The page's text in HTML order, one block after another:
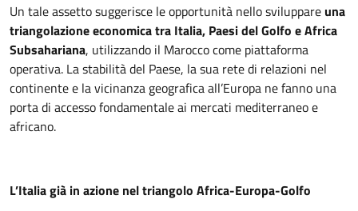
Un tale assetto suggerisce le opportunità nello sviluppare una
triangolazione economica tra Italia, Paesi del Golfo e Africa
Subsahariana, utilizzando il Marocco come piattaforma
operativa. La stabilità del Paese, la sua rete di relazioni nel
continente e la vicinanza geografica all’Europa ne fanno una
porta di accesso fondamentale ai mercati mediterraneo e
africano.
L’Italia già in azione nel triangolo Africa-Europa-Golfo